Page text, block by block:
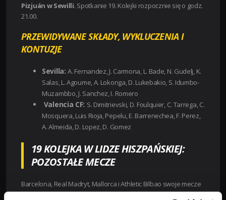
Pizjuán w Sewilli. Spotkanie 19. Kolejki rozpocznie się o godz.
21.00.
PRZEWIDYWANE SKŁADY, WYKLUCZENIA I
KONTUZJE
Sevilla:A. Fernandez, J. Carmona, L. Bade, N. Gudelj, K.
Salas, L. Agoume, A. Lokonga, D. Lukebakio, S. Idumbo-
Muzambbo, J. Sanchez, I. Romero
Valencia CF: S. Dimitrievski, D. Foulquier, C. Tarrega, C.
Mosquera, Luis Rioja, Pepelu, E. Barrenechea, F. Perez,
A. Almeida, D. Lopez, D. Gomez
19 KOLEJKA W LIDZE HISZPAŃSKIEJ:
POZOSTAŁE MECZE
Barcelona, Real Madryt, Mallorca i Athletic Bilbao swoje mecze
w ramach 19. kolejki rozegrały już na początku grudnia. Cztery